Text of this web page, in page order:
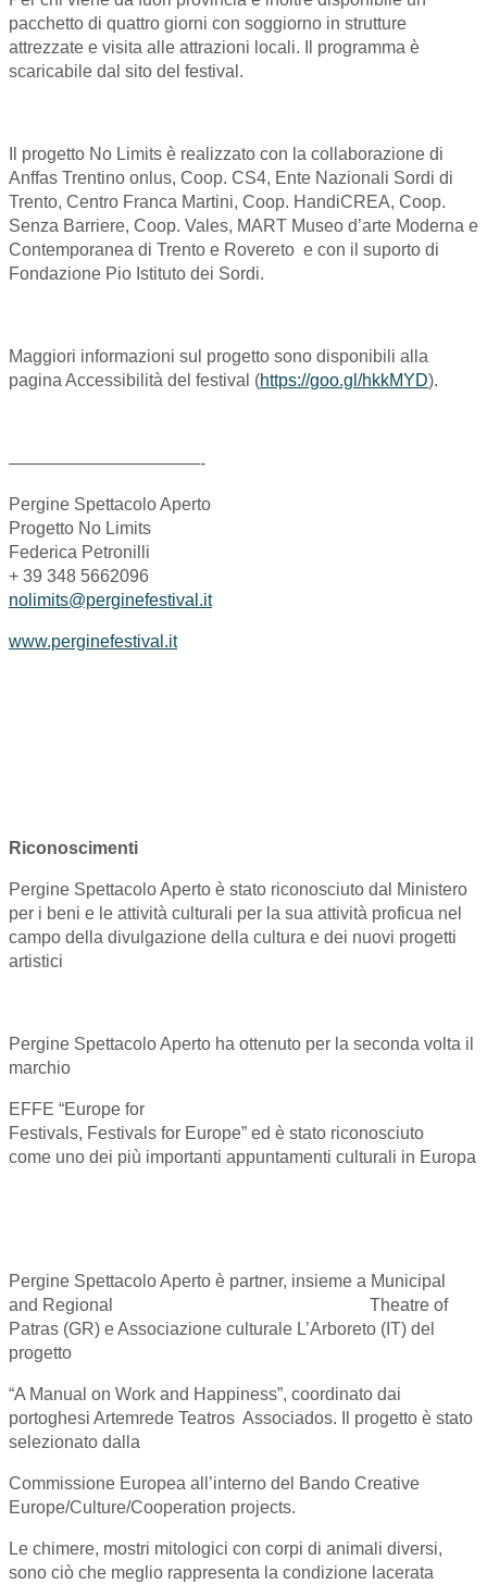
pacchetto di quattro giorni con soggiorno in strutture
attrezzate e visita alle attrazioni locali. Il programma è
scaricabile dal sito del festival.
Il progetto No Limits è realizzato con la collaborazione di
Anffas Trentino onlus, Coop. CS4, Ente Nazionali Sordi di
Trento, Centro Franca Martini, Coop. HandiCREA, Coop.
Senza Barriere, Coop. Vales, MART Museo d’arte Moderna e
Contemporanea di Trento e Rovereto e con il suporto di
Fondazione Pio Istituto dei Sordi.
Maggiori informazioni sul progetto sono disponibili alla
pagina Accessibilità del festival (https://goo.gl/hkkMYD).
———————————-
Pergine Spettacolo Aperto
Progetto No Limits
Federica Petronilli
+ 39 348 5662096
nolimits@perginefestival.it
www.perginefestival.it
Riconoscimenti
Pergine Spettacolo Aperto è stato riconosciuto dal Ministero
per i beni e le attività culturali per la sua attività proficua nel
campo della divulgazione della cultura e dei nuovi progetti
artistici
Pergine Spettacolo Aperto ha ottenuto per la seconda volta il
marchio
EFFE “Europe for
Festivals, Festivals for Europe” ed è stato riconosciuto
come uno dei più importanti appuntamenti culturali in Europa
Pergine Spettacolo Aperto è partner, insieme a Municipal
and Regional Theatre of
Patras (GR) e Associazione culturale L’Arboreto (IT) del
progetto
“A Manual on Work and Happiness”, coordinato dai
portoghesi Artemrede Teatros Associados. Il progetto è stato
selezionato dalla
Commissione Europea all’interno del Bando Creative
Europe/Culture/Cooperation projects.
Le chimere, mostri mitologici con corpi di animali diversi,
sono ciò che meglio rappresenta la condizione lacerata